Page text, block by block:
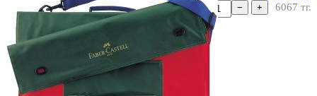
6067 тг.
− +